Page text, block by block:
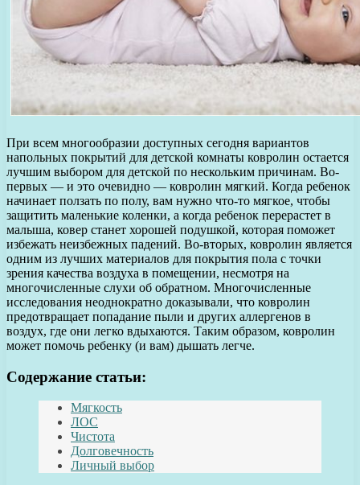
При всем многообразии доступных сегодня вариантов
напольных покрытий для детской комнаты ковролин остается
лучшим выбором для детской по нескольким причинам. Во-
первых — и это очевидно — ковролин мягкий. Когда ребенок
начинает ползать по полу, вам нужно что-то мягкое, чтобы
защитить маленькие коленки, а когда ребенок перерастет в
малыша, ковер станет хорошей подушкой, которая поможет
избежать неизбежных падений. Во-вторых, ковролин является
одним из лучших материалов для покрытия пола с точки
зрения качества воздуха в помещении, несмотря на
многочисленные слухи об обратном. Многочисленные
исследования неоднократно доказывали, что ковролин
предотвращает попадание пыли и других аллергенов в
воздух, где они легко вдыхаются. Таким образом, ковролин
может помочь ребенку (и вам) дышать легче.
Содержание статьи:
Мягкость
ЛОС
Чистота
Долговечность
Личный выбор